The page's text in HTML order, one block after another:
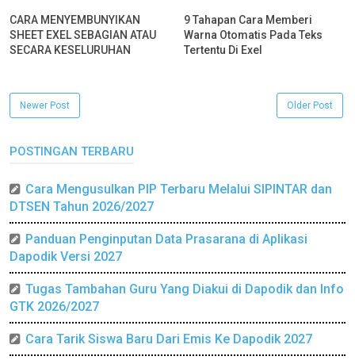
CARA MENYEMBUNYIKAN
SHEET EXEL SEBAGIAN ATAU
SECARA KESELURUHAN
9 Tahapan Cara Memberi
Warna Otomatis Pada Teks
Tertentu Di Exel
Newer Post Older Post
POSTINGAN TERBARU
Cara Mengusulkan PIP Terbaru Melalui SIPINTAR dan
DTSEN Tahun 2026/2027
Panduan Penginputan Data Prasarana di Aplikasi
Dapodik Versi 2027
Tugas Tambahan Guru Yang Diakui di Dapodik dan Info
GTK 2026/2027
Cara Tarik Siswa Baru Dari Emis Ke Dapodik 2027